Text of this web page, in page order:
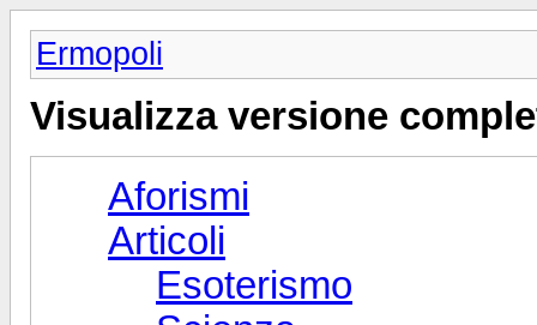
Ermopoli
Visualizza versione
Aforismi
Articoli
Esoterismo